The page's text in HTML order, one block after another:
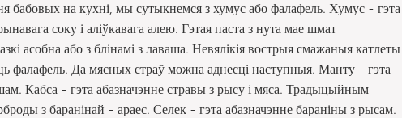
бабовых на кухні, мы сутыкнемся з хумус або фалафель. Хумус - гэта
соку і аліўкавага алею. Гэтая паста з нута мае шмат
асобна або з блінамі з лаваша. Невялікія вострыя смажаныя катлеты
фалафель. Да мясных страў можна аднесці наступныя. Манту - гэта
Кабса - гэта абазначэнне стравы з рысу і мяса. Традыцыйным
з баранінай - араес. Селек - гэта абазначэнне бараніны з рысам.